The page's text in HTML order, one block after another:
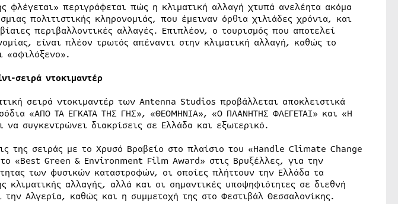
περιγράφεται πώς η κλιματική αλλαγή χτυπά ανελέητα ακόμα
πολιτιστικής κληρονομιάς, που έμειναν όρθια χιλιάδες χρόνια, και
περιβαλλοντικές αλλαγές. Επιπλέον, ο τουρισμός που αποτελεί
είναι πλέον τρωτός απέναντι στην κλιματική αλλαγή, καθώς το
«αφιλόξενο».
σειρά ντοκιμαντέρ
σειρά ντοκιμαντέρ των Antenna Studios προβάλλεται αποκλειστικά
«ΑΠΟ ΤΑ ΕΓΚΑΤΑ ΤΗΣ ΓΗΣ», «ΘΕΟΜΗΝΙΑ», «Ο ΠΛΑΝΗΤΗΣ ΦΛΕΓΕΤΑΙ» και «Η
να συγκεντρώνει διακρίσεις σε Ελλάδα και εξωτερικό.
της σειράς με το Χρυσό Βραβείο στο πλαίσιο του «Handle Climate Change
«Best Green & Environment Film Award» στις Βρυξέλλες, για την
των φυσικών καταστροφών, οι οποίες πλήττουν την Ελλάδα τα
κλιματικής αλλαγής, αλλά και οι σημαντικές υποψηφιότητες σε διεθνή
Αλγερία, καθώς και η συμμετοχή της στο Φεστιβάλ Θεσσαλονίκης.